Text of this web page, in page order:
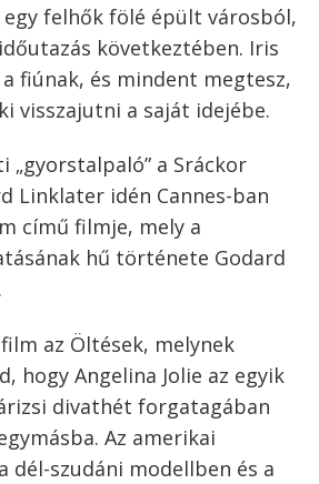
felhők fölé épült városból,
következtében. Iris
fiúnak, és mindent megtesz,
visszajutni a saját idejébe.
a Sráckor
Linklater idén Cannes-ban
című filmje, mely a
hű története Godard
az Öltések, melynek
hogy Angelina Jolie az egyik
divathét forgatagában
Az amerikai
dél-szudáni modellben és a